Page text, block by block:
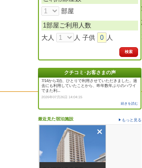
部屋
1部屋ご利用人数
大人
人 子供 0 人
検索
クチコミ･お客さまの声
7/14から3泊、ひとりで利用させていただきました。過
去にも利用していたことから、昨年数年ぶりのハワイ
でまた利...
2026年07月26日 14:04:15
続きを読む
最近見た宿泊施設 もっと見る